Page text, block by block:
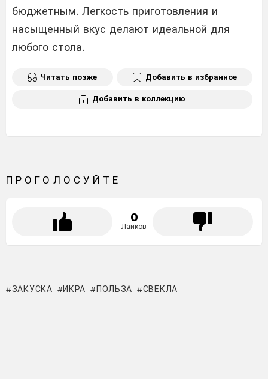
бюджетным. Легкость приготовления и
насыщенный вкус делают идеальной для
любого стола.
Читать позже Добавить в избранное
Добавить в коллекцию
ПРОГОЛОСУЙТЕ
0
Лайков
ЗАКУСКА ИКРА ПОЛЬЗА СВЕКЛА